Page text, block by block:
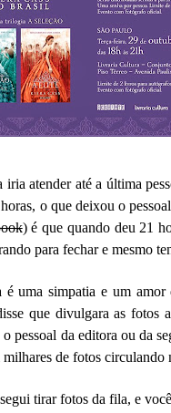
iria atender até a última
o que deixou o
) é que quando deu 21
para fechar e mesmo
é uma simpatia e um
que divulgara as fotos
pessoal da editora ou da
de fotos circulando
tirar fotos da fila, e